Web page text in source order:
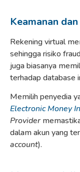
Keamanan
Rekening virtual
sehingga risiko
juga biasanya
terhadap database
Memilih penyedia
Electronic Money
Provider
dalam akun yang
account).